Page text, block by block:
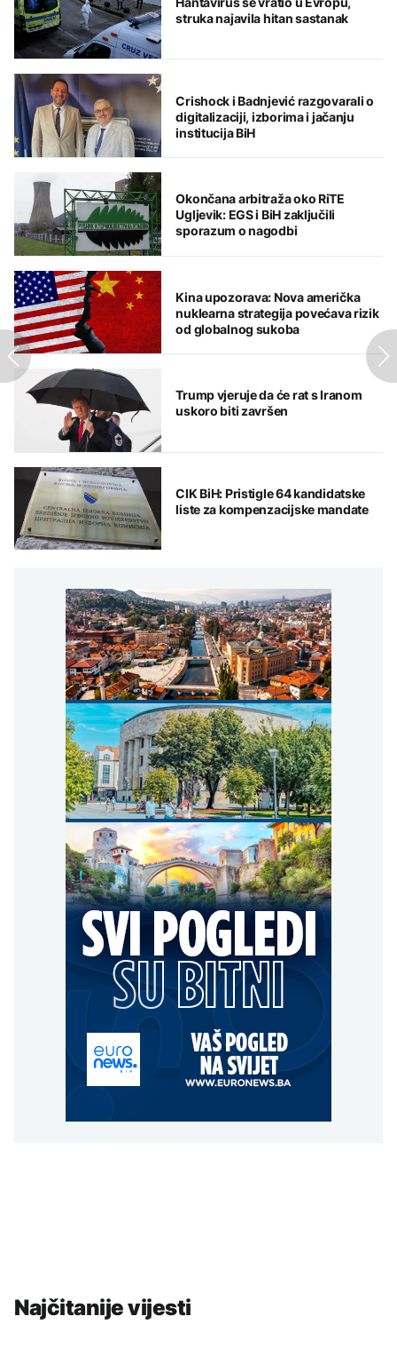
struka najavila hitan sastanak
Crishock i Badnjević razgovarali o
digitalizaciji, izborima i jačanju
institucija BiH
Okončana arbitraža oko RiTE
Ugljevik: EGS i BiH zaključili
sporazum o nagodbi
Kina upozorava: Nova američka
nuklearna strategija povećava rizik
od globalnog sukoba
Trump vjeruje da će rat s Iranom
uskoro biti završen
CIK BiH: Pristigle 64 kandidatske
liste za kompenzacijske mandate
Najčitanije vijesti